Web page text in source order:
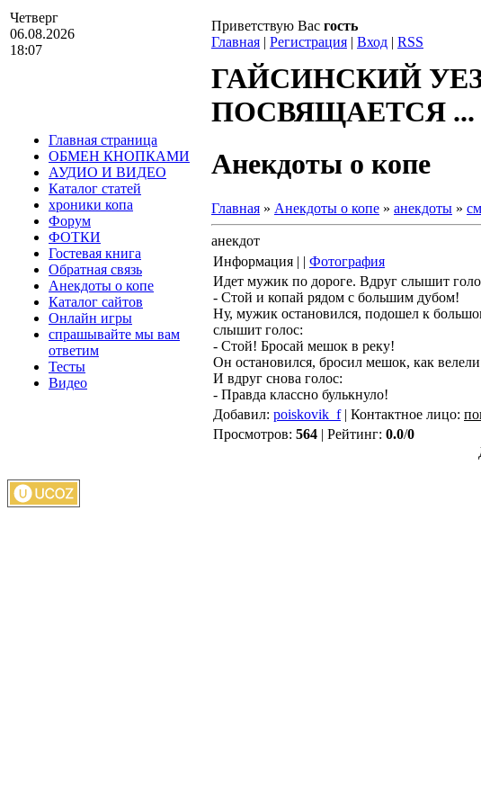
Четверг
06.08.2026
18:07
Приветствую Вас гость
Главная | Регистрация | Вход | RSS
Главная страница
ОБМЕН КНОПКАМИ
АУДИО И ВИДЕО
Каталог статей
хроники копа
Форум
ФОТКИ
Гостевая книга
Обратная связь
Анекдоты о копе
Каталог сайтов
Онлайн игры
спрашывайте мы вам
ответим
Тесты
Видео
ГАЙСИНСКИЙ
ПОСВЯЩАЕТСЯ ...
Анекдоты о копе
Главная » Анекдоты о копе » анекдоты »
анекдот
Информация | | Фотография
Идет мужик по дороге. Вдруг слышит
- Стой и копай рядом с большим дубом!
Ну, мужик остановился, подошел к
слышит голос:
- Стой! Бросай мешок в реку!
Он остановился, бросил мешок, как
И вдруг снова голос:
- Правда классно булькнуло!
Добавил: poiskovik_f| Контактное лицо:
Просмотров: 564 | Рейтинг: 0.0/0